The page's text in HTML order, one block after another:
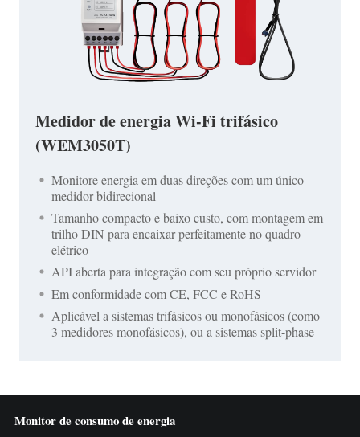
Medidor de energia Wi-Fi trifásico
(WEM3050T)
Monitore energia em duas direções com um único
medidor bidirecional
Tamanho compacto e baixo custo, com montagem em
trilho DIN para encaixar perfeitamente no quadro
elétrico
API aberta para integração com seu próprio servidor
Em conformidade com CE, FCC e RoHS
Aplicável a sistemas trifásicos ou monofásicos (como
3 medidores monofásicos), ou a sistemas split-phase
Monitor de consumo de energia